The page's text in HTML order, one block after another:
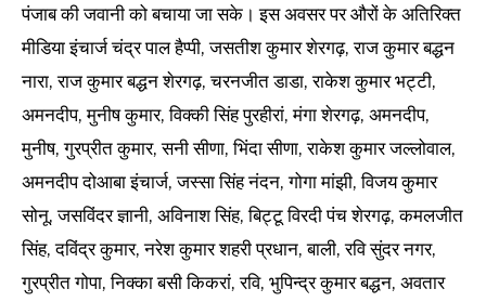
पंजाब की जवानी को बचाया जा सके। इस अवसर पर औरों के अतिरिक्त
मीडिया इंचार्ज चंद्र पाल हैप्पी, जसतीश कुमार शेरगढ़, राज कुमार बद्धन
नारा, राज कुमार बद्धन शेरगढ़, चरनजीत डाडा, राकेश कुमार भट्टी,
अमनदीप, मुनीष कुमार, विक्की सिंह पुरहीरां, मंगा शेरगढ़, अमनदीप,
मुनीष, गुरप्रीत कुमार, सनी सीणा, भिंदा सीणा, राकेश कुमार जल्लोवाल,
अमनदीप दोआबा इंचार्ज, जस्सा सिंह नंदन, गोगा मांझी, विजय कुमार
सोनू, जसविंदर ज्ञानी, अविनाश सिंह, बिट्टू विरदी पंच शेरगढ़, कमलजीत
सिंह, दविंद्र कुमार, नरेश कुमार शहरी प्रधान, बाली, रवि सुंदर नगर,
गुरप्रीत गोपा, निक्का बसी किकरां, रवि, भुपिन्द्र कुमार बद्धन, अवतार